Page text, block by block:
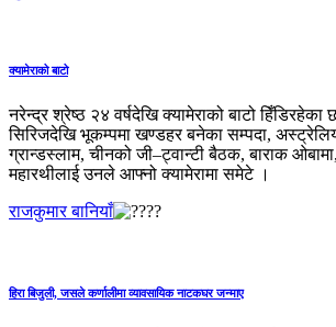
क्यामेराको बाटो
नरेन्द्र श्रेष्ठ २४ वर्षदेखि क्यामेराको बाटो
सिरिजदेखि भूकम्पमा खण्डहर बनेका सम्पदा,
ग्रान्डस्लाम, चीनको जी–ट्‍वान्टी बैठक, बाराक
महारथीलाई उनले आफ्नो क्यामेरामा समेटे ।
राजकुमार बानियाँ
हिरा बिजुली, जसले कर्णालीमा व्यावसायिक नाटकघर जन्माए